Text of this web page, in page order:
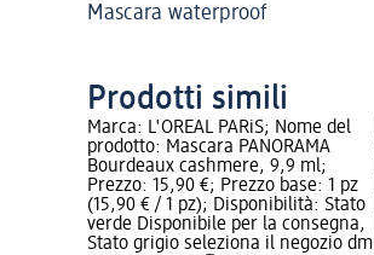
Mascara waterproof
Prodotti simili
Marca: L'ORÉAL PARiS; Nome del
prodotto: Mascara PANORAMA
Bourdeaux cashmere, 9,9 ml;
Prezzo: 15,90 €; Prezzo base: 1 pz
(15,90 € / 1 pz); Disponibilità: Stato
verde Disponibile per la consegna,
Stato grigio seleziona il negozio dm